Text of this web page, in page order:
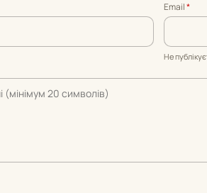
Email*
Не